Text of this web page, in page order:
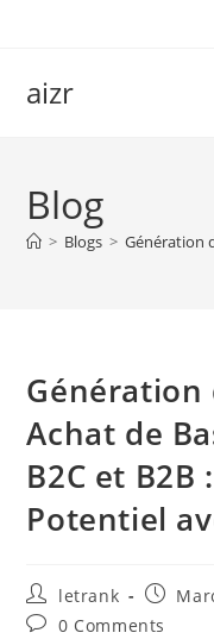
aizr
Blog
> Blogs > Génération
Génération
Achat de
B2C et
Potentiel
Post
author:
letrank
Post
Post0 Comments